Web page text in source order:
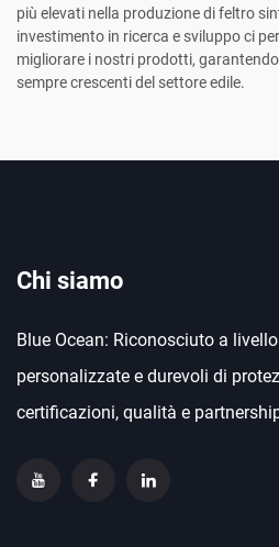
più elevati nella produzione di feltro
investimento in ricerca e sviluppo ci
migliorare i nostri prodotti,
sempre crescenti del settore edile.
Chi siamo
Blue Ocean: Riconosciuto a
personalizzate e durevoli di
certificazioni, qualità e